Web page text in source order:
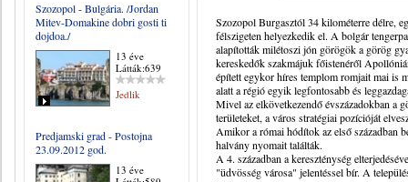
Szozopol - Bulgária. /Jordan
Mitev-Domakine dobri gosti ti
dojdoa./
13 éve
Látták:639
Jedlik
Predjamski grad - Postojna
23.09.2012 god.
13 éve
Szozopol Burgasztól 34 kilométerre délre,
félszigeten helyezkedik el. A bolgár
alapították milétoszi jón görögök a görög
kereskedők szakmájuk főistenéről
épített egykor híres templom romjait mai is
alatt a régió egyik legfontosabb és
Mivel az elkövetkezendő évszázadokban a
területeket, a város stratégiai pozícióját
Amikor a római hódítok az első században
halvány nyomait találták.
A 4. században a kereszténység
"üdvösség városa" jelentéssel bír. A